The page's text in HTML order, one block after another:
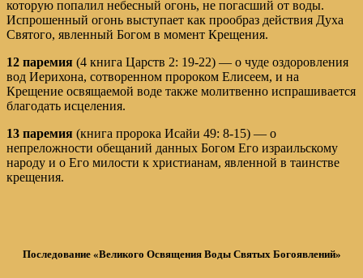
которую попалил небесный огонь, не погасший от воды.
Испрошенный огонь выступает как прообраз действия Духа
Святого, явленный Богом в момент Крещения.
12 паремия (4 книга Царств 2: 19-22) — о чуде оздоровления
вод Иерихона, сотворен­ном пророком Елисеем, и на
Крещение освящаемой воде также молитвенно испрашивается
благодать исцеления.
13 паремия (книга пророка Исайи 49: 8-15) — о
непреложности обещаний данных Богом Его израильскому
народу и о Его милости к христианам, явленной в таинстве
крещения.
Последование «Великого Освящения Воды Святых Богоявлений»